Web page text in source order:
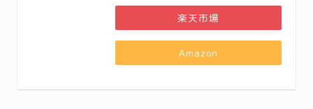
楽天市場
Amazon